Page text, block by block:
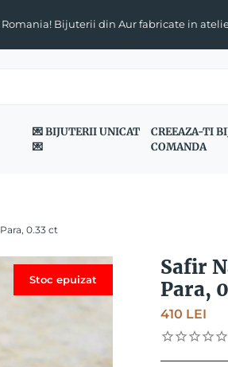
Bijuterii din Aur fabricate in
💌 BIJUTERII UNICAT
💌
CREEAZA-TI
COMANDA
0.33 ct
Stoc epuizat
Safir
Para,
410 LEI